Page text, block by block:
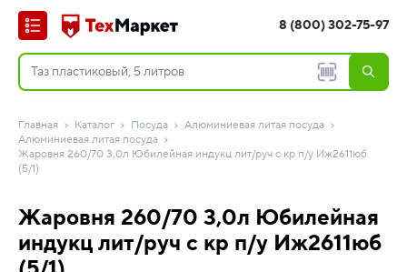
8 (800) 302-75-97
Главная Каталог Посуда
Алюминиевая литая посуда
Алюминиевая литая посуда
Жаровня 260/70 3,0л Юбилейная индукц лит/руч с кр п/у Иж2611юб
(5/1)
Жаровня 260/70 3,0л Юбилейная
индукц лит/руч с кр п/у Иж2611юб